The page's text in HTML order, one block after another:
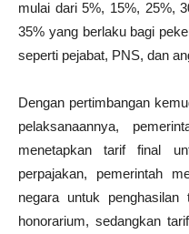
mulai dari 5%, 15%, 25%,
35% yang berlaku bagi
seperti pejabat, PNS, dan
Dengan pertimbangan
pelaksanaannya,
menetapkan tarif final
perpajakan, pemerintah
negara untuk
honorarium, sedangkan